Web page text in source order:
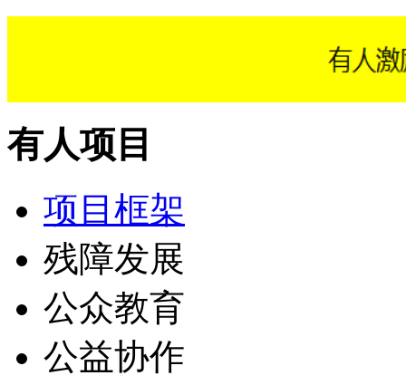
有人项目
项目框架
残障发展
公众教育
公益协作